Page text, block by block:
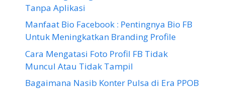
Tanpa Aplikasi
Manfaat Bio Facebook : Pentingnya Bio FB
Untuk Meningkatkan Branding Profile
Cara Mengatasi Foto Profil FB Tidak
Muncul Atau Tidak Tampil
Bagaimana Nasib Konter Pulsa di Era PPOB